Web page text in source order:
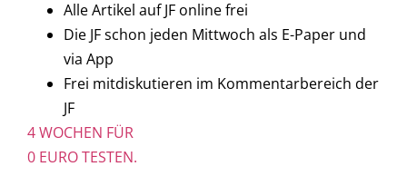
Alle Artikel auf JF online frei
Die JF schon jeden Mittwoch als E-Paper und
via App
Frei mitdiskutieren im Kommentarbereich der
JF
4 WOCHEN FÜR
0 EURO TESTEN.